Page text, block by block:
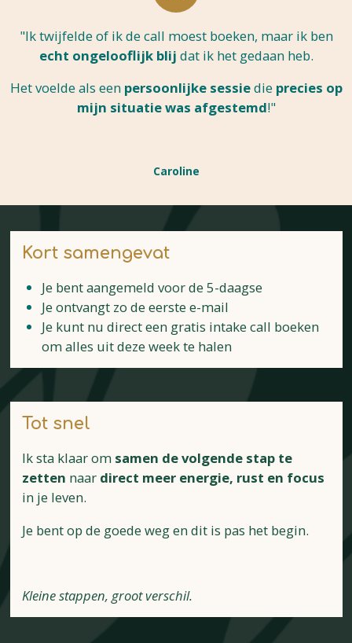
"Ik twijfelde of ik de call moest boeken, maar ik ben
echt ongelooflijk blij dat ik het gedaan heb.
Het voelde als een persoonlijke sessiedie precies op
mijn situatie was afgestemd!"
Caroline
Kort samengevat
Je bent aangemeld voor de 5-daagse
Je ontvangt zo de eerste e-mail
Je kunt nu direct een gratis intake call boeken
om alles uit deze week te halen
Tot snel
Ik sta klaar om samen de volgende stap te
zetten naar direct meer energie, rust en focus
in je leven.
Je bent op de goede weg en dit is pas het begin.
Kleine stappen, groot verschil.